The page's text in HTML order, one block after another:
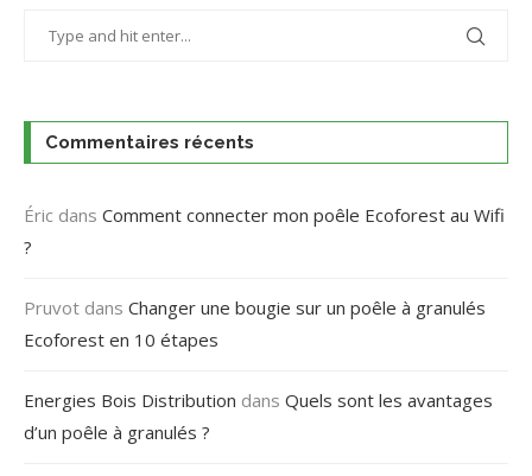
Commentaires récents
Éric dans Comment connecter mon poêle Ecoforest au Wifi
?
Pruvot dans Changer une bougie sur un poêle à granulés
Ecoforest en 10 étapes
Energies Bois Distribution dans Quels sont les avantages
d’un poêle à granulés ?